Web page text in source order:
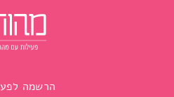
הרשמה